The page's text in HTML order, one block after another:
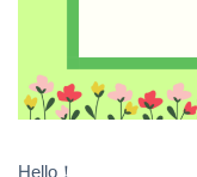
Hello！